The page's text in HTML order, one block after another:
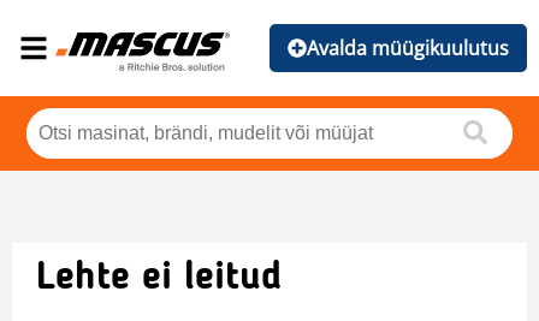
Avalda müügikuulutus
Lehte ei leitud